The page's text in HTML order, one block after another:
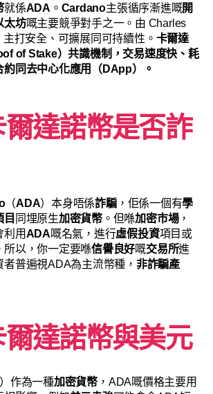
就係ADA 。 Cardano主張循序漸進嘅開
太坊嘅主要競爭對手之一。由 Charles
打安全、可擴展同可持續性。 卡爾達
of Stake）共識機制，交易速度快、耗
約同去中心化應用（DApp）。
達諾幣是否詐
（ADA）本身唔係詐騙，佢係一個有學
目 同埋原生加密貨幣。但喺加密市場，
利用ADA嘅名氣，進行虛假投資項目或
所以，你一定要喺信譽良好嘅交易所進
普遍視ADA為主流幣種， 非詐騙產
達諾幣與美元
）作為一種加密貨幣 ，ADA嘅價格主要用